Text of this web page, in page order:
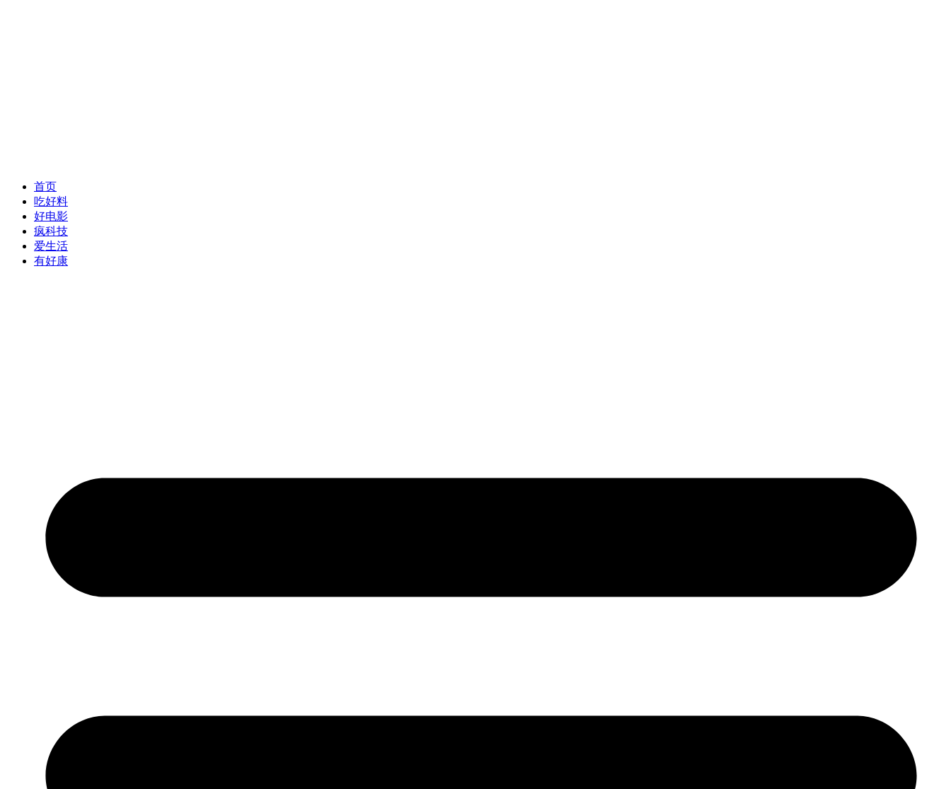
首页
吃好料
好电影
疯科技
爱生活
有好康